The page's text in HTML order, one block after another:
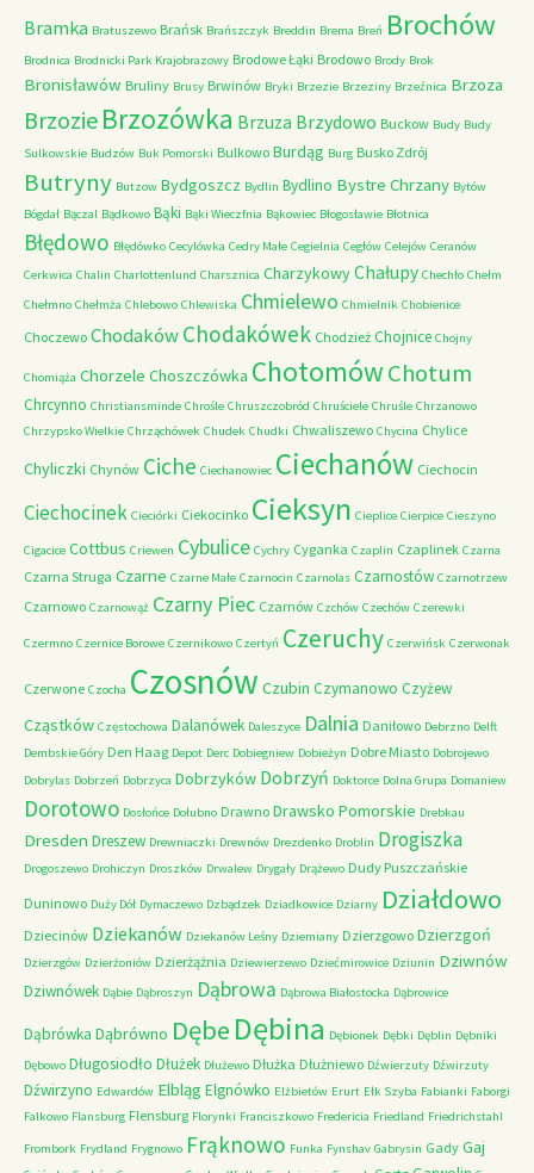
Bramka Bratuszewo Brańsk Brańszczyk Breddin Brema Breń Brochów
Brodnica Brodnicki Park Krajobrazowy Brodowe Łąki Brodowo Brody Brok
Bronisławów Bruliny Brusy Brwinów Bryki Brzezie Brzeziny Brzeźnica Brzoza
Brzozie Brzozówka Brzuza Brzydowo Buckow Budy Budy
Sulkowskie Budzów Buk Pomorski Bulkowo Burdąg Burg Busko Zdrój
Butryny Butzow Bydgoszcz Bydlin Bydlino Bystre Chrzany Bytów
Bógdał Bączal Bądkowo Bąki Bąki Wieczfnia Bąkowiec Błogosławie Błotnica
Błędowo Błędówko Cecylówka Cedry Małe Cegielnia Cegłów Celejów Ceranów
Cerkwica Chalin Charlottenlund Charsznica CharzykowyChałupy Chechło Chełm
Chełmno Chełmża Chlebowo Chlewiska Chmielewo Chmielnik Chobienice
Choczewo ChodakówChodakówek Chodzież Chojnice Chojny
Chomiąża Chorzele Choszczówka ChotomówChotum
Chrcynno Christiansminde Chrośle Chruszczobród Chruściele Chruśle Chrzanowo
Chrzypsko Wielkie Chrząchówek Chudek Chudki Chwaliszewo Chycina Chylice
Chyliczki Chynów Ciche Ciechanowiec Ciechanów Ciechocin
Ciechocinek Cieciórki Ciekocinko Cieksyn Cieplice Cierpice Cieszyno
Cigacice Cottbus Criewen Cybulice Cychry Cyganka Czaplin Czaplinek Czarna
Czarna Struga Czarne Czarne Małe Czarnocin Czarnolas Czarnostów Czarnotrzew
Czarnowo Czarnowąż Czarny Piec Czarnów Czchów Czechów Czerewki
Czermno Czernice Borowe Czernikowo Czertyń Czeruchy Czerwińsk Czerwonak
Czerwone Czocha Czosnów Czubin Czymanowo Czyżew
Cząstków Częstochowa Dalanówek Daleszyce Dalnia Daniłowo Debrzno Delft
Dembskie Góry Den Haag Depot Derc Dobiegniew Dobieżyn Dobre Miasto Dobrojewo
Dobrylas Dobrzeń Dobrzyca Dobrzyków Dobrzyń Doktorce Dolna Grupa Domaniew
Dorotowo Dosłońce Dołubno Drawno Drawsko Pomorskie Drebkau
Dresden Dreszew Drewniaczki Drewnów Drezdenko Droblin Drogiszka
Drogoszewo Drohiczyn Droszków Drwalew Drygały Drążewo Dudy Puszczańskie
Duninowo Duży Dół Dymaczewo Dzbądzek Dziadkowice Dziarny Działdowo
Dziecinów Dziekanów Dziekanów Leśny Dziemiany Dzierzgowo Dzierzgoń
Dzierzgów Dzierżoniów Dzierżążnia Dziewierzewo Dziećmirowice Dziunin Dziwnów
Dziwnówek Dąbie Dąbroszyn Dąbrowa Dąbrowa Białostocka Dąbrowice
Dąbrówka Dąbrówno Dębe Dębina Dębionek Dębki Dęblin Dębniki
Dębowo Długosiodło Dłużek Dłużewo Dłużka Dłużniewo Dźwierzuty Dźwirzuty
Dźwirzyno Edwardów Elbląg Elgnówko Elżbietów Erurt Ełk Szyba Fabianki Faborgi
Falkowo Flansburg Flensburg Florynki Franciszkowo Fredericia Friedland Friedrichstahl
Frombork Frydland Frygnowo Frąknowo Funka Fynshav Gabrysin Gady Gaj